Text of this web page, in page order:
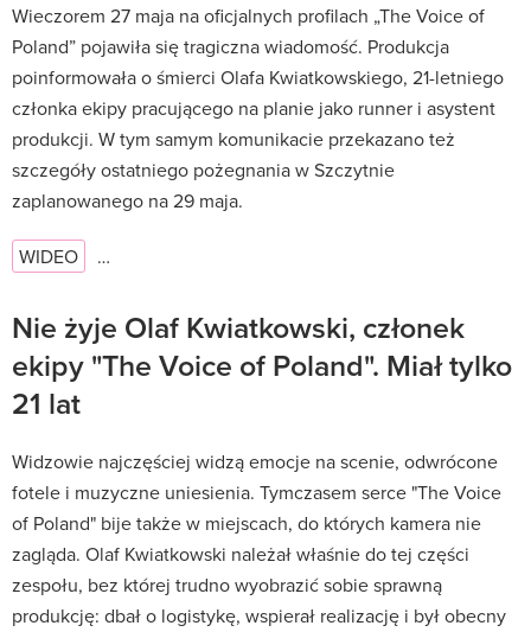
Wieczorem 27 maja na oficjalnych profilach „The Voice of
Poland” pojawiła się tragiczna wiadomość. Produkcja
poinformowała o śmierci Olafa Kwiatkowskiego, 21-letniego
członka ekipy pracującego na planie jako runner i asystent
produkcji. W tym samym komunikacie przekazano też
szczegóły ostatniego pożegnania w Szczytnie
zaplanowanego na 29 maja.
WIDEO …
Nie żyje Olaf Kwiatkowski, członek
ekipy "The Voice of Poland". Miał tylko
21 lat
Widzowie najczęściej widzą emocje na scenie, odwrócone
fotele i muzyczne uniesienia. Tymczasem serce "The Voice
of Poland" bije także w miejscach, do których kamera nie
zagląda. Olaf Kwiatkowski należał właśnie do tej części
zespołu, bez której trudno wyobrazić sobie sprawną
produkcję: dbał o logistykę, wspierał realizację i był obecny